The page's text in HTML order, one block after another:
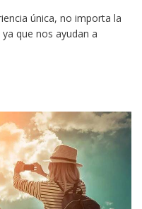
única, no importa la
que nos ayudan a